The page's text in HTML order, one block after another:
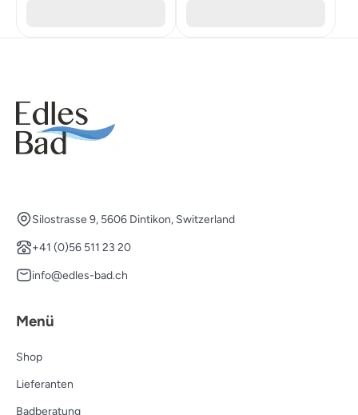
Silostrasse 9, 5606 Dintikon, Switzerland
+41 (0)56 511 23 20
info@edles-bad.ch
Menü
Shop
Lieferanten
Badberatung